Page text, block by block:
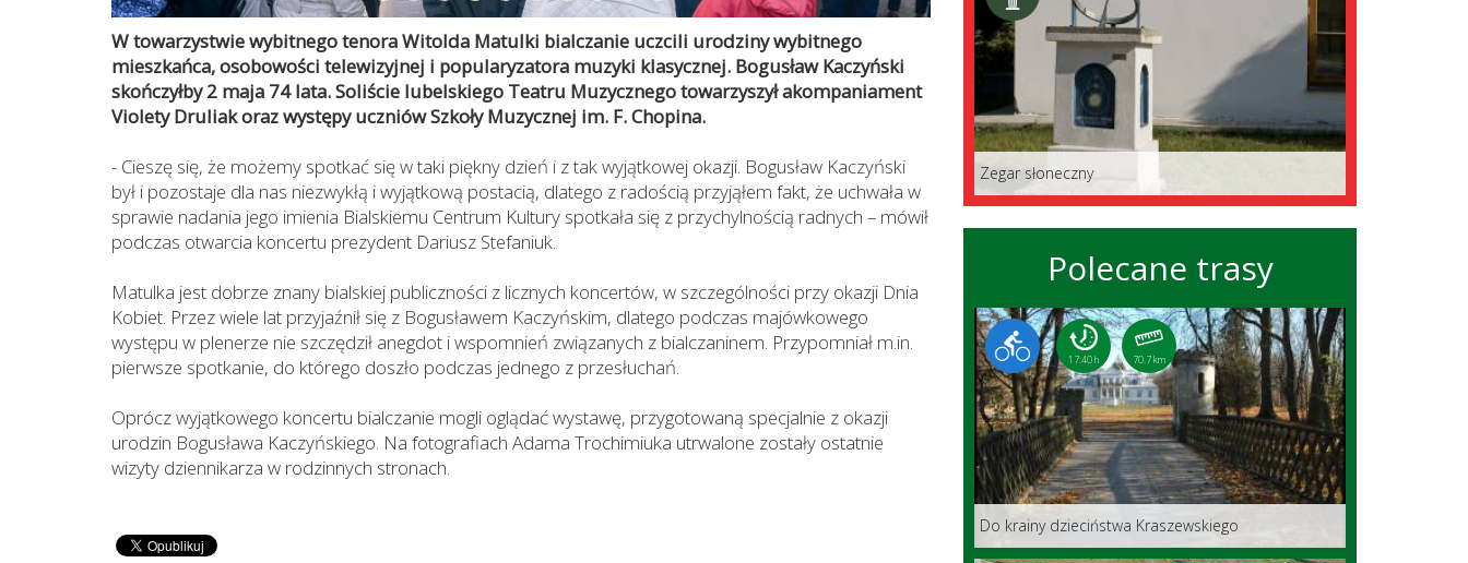
W towarzystwie wybitnego tenora Witolda Matulki bialczanie uczcili urodziny wybitnego
mieszkańca, osobowości telewizyjnej i popularyzatora muzyki klasycznej. Bogusław Kaczyński
skończyłby 2 maja 74 lata. Soliście lubelskiego Teatru Muzycznego towarzyszył akompaniament
Violety Druliak oraz występy uczniów Szkoły Muzycznej im. F. Chopina.
- Cieszę się, że możemy spotkać się w taki piękny dzień i z tak wyjątkowej okazji. Bogusław Kaczyński
był i pozostaje dla nas niezwykłą i wyjątkową postacią, dlatego z radością przyjąłem fakt, że uchwała w
sprawie nadania jego imienia Bialskiemu Centrum Kultury spotkała się z przychylnością radnych – mówił
podczas otwarcia koncertu prezydent Dariusz Stefaniuk.
Matulka jest dobrze znany bialskiej publiczności z licznych koncertów, w szczególności przy okazji Dnia
Kobiet. Przez wiele lat przyjaźnił się z Bogusławem Kaczyńskim, dlatego podczas majówkowego
występu w plenerze nie szczędził anegdot i wspomnień związanych z bialczaninem. Przypomniał m.in.
pierwsze spotkanie, do którego doszło podczas jednego z przesłuchań.
Oprócz wyjątkowego koncertu bialczanie mogli oglądać wystawę, przygotowaną specjalnie z okazji
urodzin Bogusława Kaczyńskiego. Na fotografiach Adama Trochimiuka utrwalone zostały ostatnie
wizyty dziennikarza w rodzinnych stronach.
Zegar słoneczny
Polecane trasy
17:40 h 70.7 km
Do krainy dzieciństwa Kraszewskiego